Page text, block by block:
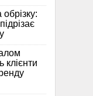
клієнти